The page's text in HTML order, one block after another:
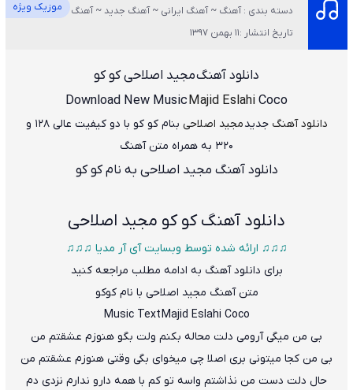
موزیک ویژه
دسته بندی : آهنگ ~ آهنگ ایرانی ~ آهنگ جدید ~ آهنگ عاشقانه ~ ویژه
تاریخ انتشار :11 بهمن 1397
دانلود آهنگمجید اصلاحی کو کو
Download New MusicMajid EslahiCoco
دانلود آهنگ جدیدمجید اصلاحی بنام کو کو
با دو کیفیت عالی ۱۲۸ و
۳۲۰ به همراه متن آهنگ
دانلود آهنگ مجید اصلاحی به نام کو کو
دانلود آهنگکو کو مجید اصلاحی
♫♫♫ ارائه شده توسط وبسایت آی آر مدیا ♫♫♫
برای دانلود آهنگ به ادامه مطلب مراجعه کنید
متن آهنگ مجید اصلاحی با نام کوکو
Music TextMajid Eslahi Coco
بی من میگی آرومی دلت محاله بکنم ولت بگو هنوزم عشقتم من
بی من کجا میتونی بری اصلا چی میخوای بگی وقتی هنوزم عشقتم من
حال دلت دست من نذاشتم واسه تو کم با همه دارو ندارم نزدی دم